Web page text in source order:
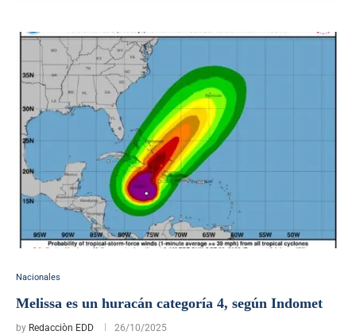
Nacionales
Melissa es un huracán categoría 4, según Indomet
by Redacciòn EDD 26/10/2025